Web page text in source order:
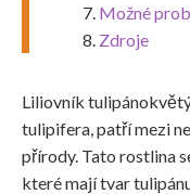
Možné
Zdroje
Liliovník
tulipifera, patří mezi
přírody. Tato rostlina
které mají tvar